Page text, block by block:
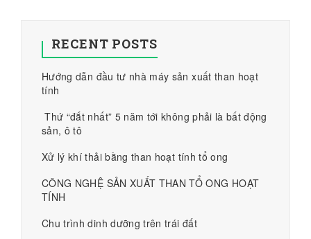
RECENT POSTS
Hướng dẫn đầu tư nhà máy sản xuất than hoạt
tính
Thứ “đắt nhất” 5 năm tới không phải là bất động
sản, ô tô
Xử lý khí thải bằng than hoạt tính tổ ong
CÔNG NGHỆ SẢN XUẤT THAN TỔ ONG HOẠT
TÍNH
Chu trình dinh dưỡng trên trái đất